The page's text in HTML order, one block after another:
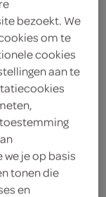
bezoekt. We
om te
cookies
aan te
je op basis
tonen die
en